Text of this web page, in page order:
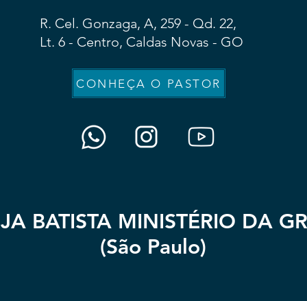
R. Cel. Gonzaga, A, 259 - Qd. 22,
Lt. 6 - Centro, Caldas Novas - GO
CONHEÇA O PASTOR
BATISTA MINISTÉRIO DA
(São Paulo)